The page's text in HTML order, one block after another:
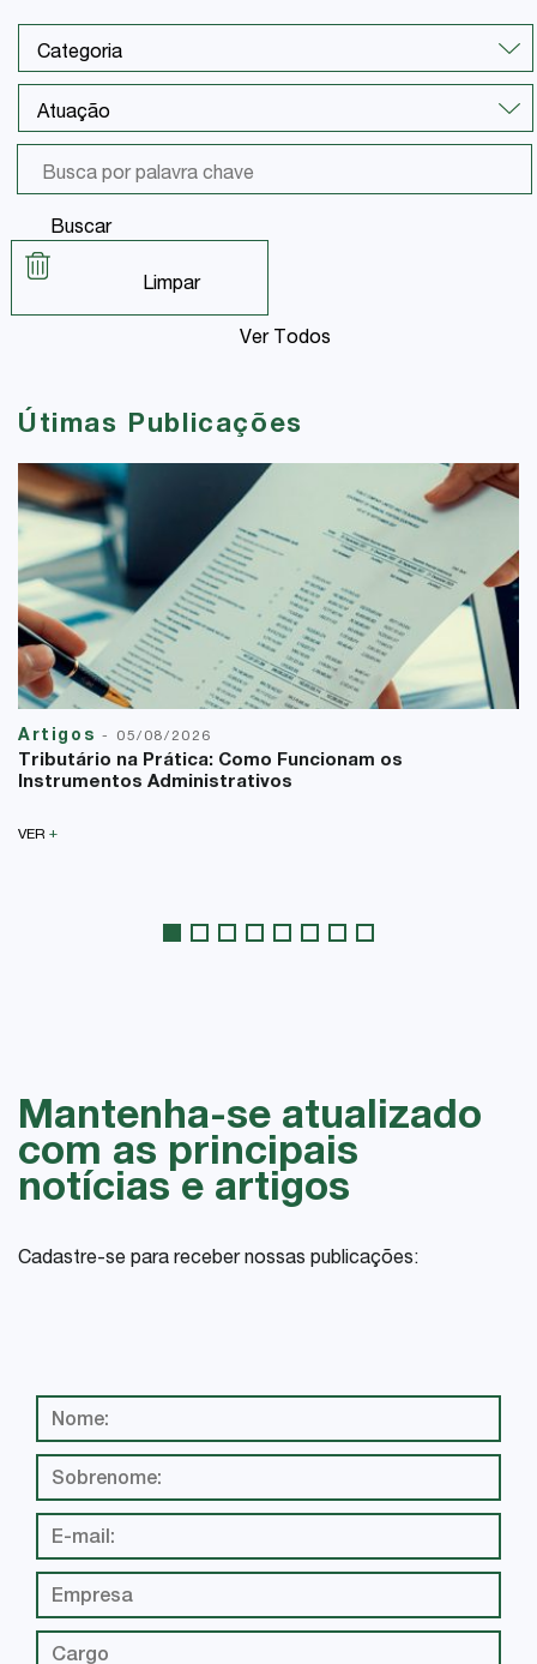
Buscar
Limpar
Ver Todos
Útimas Publicações
Artigos - 05/08/2026
Tributário na Prática: Como Funcionam os
Instrumentos Administrativos
VER +
Mantenha-se atualizado
com as principais
notícias e artigos
Cadastre-se para receber nossas publicações: